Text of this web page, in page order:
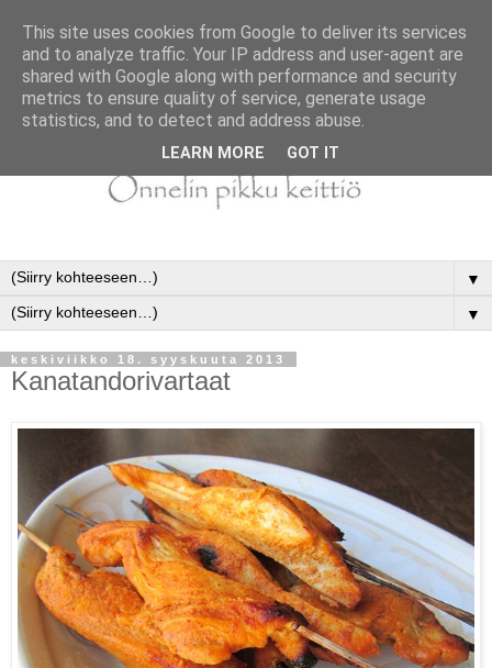
▼
▼
keskiviikko 18. syyskuuta 2013
Kanatandorivartaat
This site uses cookies from Google to deliver its services
and to analyze traffic. Your IP address and user-agent are
shared with Google along with performance and security
metrics to ensure quality of service, generate usage
statistics, and to detect and address abuse.
LEARN MORE GOT IT